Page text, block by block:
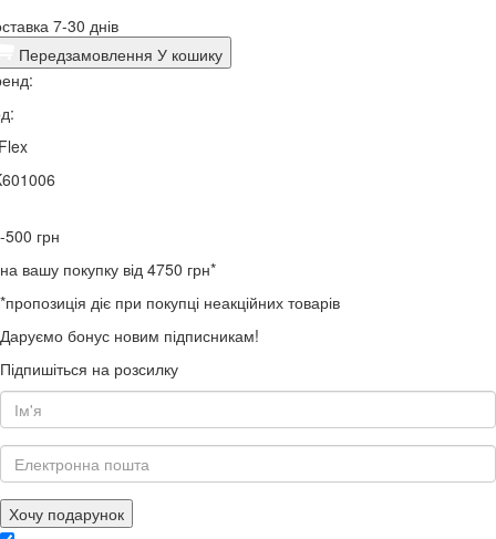
7-30 днів
Передзамовлення У кошику
-500 грн
на вашу покупку від 4750 грн*
*пропозиція діє при покупці неакційних товарів
Даруємо бонус новим підписникам!
Підпишіться на розсилку
Хочу подарунок